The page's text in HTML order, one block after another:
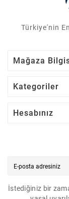
Türkiye'nin
Mağaza
Kategoriler
Hesabınız
İstediğiniz bir